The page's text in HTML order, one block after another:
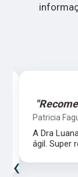
Patricia
A Dra
ágil. Super
‹